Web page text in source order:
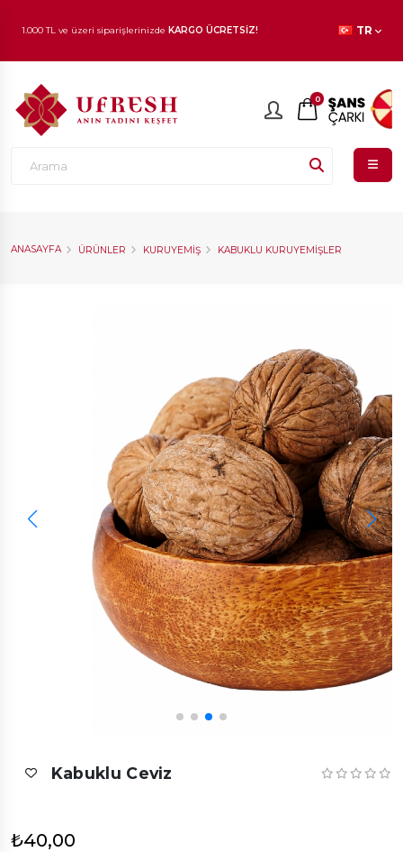
1.000 TL ve üzeri siparişlerinizde KARGO ÜCRETSİZ! TR
0
ANASAYFA ÜRÜNLER KURUYEMIŞ KABUKLU KURUYEMIŞLER
Kabuklu Ceviz
₺40,00